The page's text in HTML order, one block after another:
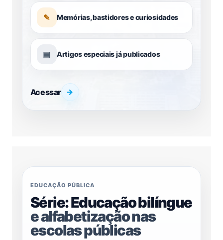
✎ Memórias, bastidores e curiosidades
▤ Artigos especiais já publicados
Acessar →
EDUCAÇÃO PÚBLICA
Série: Educação bilíngue
e alfabetização nas
escolas públicas